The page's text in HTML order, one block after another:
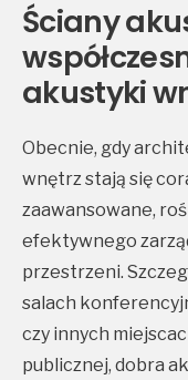
Ściany
akustyki
Obecnie, gdy
wnętrz stają się
zaawansowane,
efektywnego
przestrzeni.
salach
czy innych
publicznej, dobra